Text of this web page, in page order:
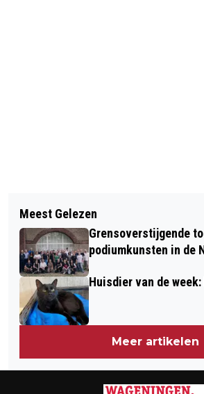
GELDERSE
SONGFESTIVAL 2025 ZIJN
HET POPULAIRE
VIERDAAGSEFEESTEN
IS OOK DIT JAAR WEER
VERKRIJGBAAR
Meest Gelezen
Grensoverstijgende
podiumkunsten in de
Huisdier van de
Meer artikelen